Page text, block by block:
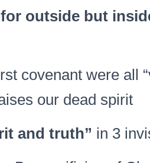
outside but
covenant were all
our dead spirit
and truth” in 3